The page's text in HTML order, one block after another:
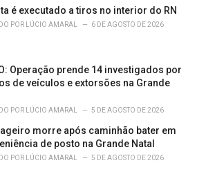
é executado a tiros no interior do RN
POR LÚCIO AMARAL 6 DE AGOSTO DE 2026
Operação prende 14 investigados por
de veículos e extorsões na Grande
POR LÚCIO AMARAL 5 DE AGOSTO DE 2026
morre após caminhão bater em
de posto na Grande Natal
POR LÚCIO AMARAL 5 DE AGOSTO DE 2026